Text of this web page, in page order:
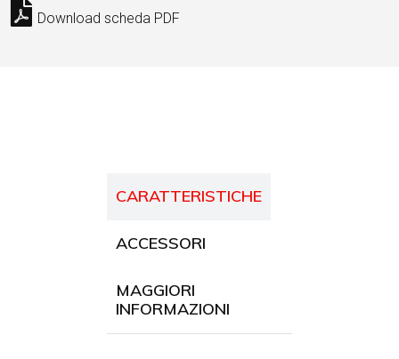
Download scheda PDF
CARATTERISTICHE
ACCESSORI
MAGGIORI
INFORMAZIONI